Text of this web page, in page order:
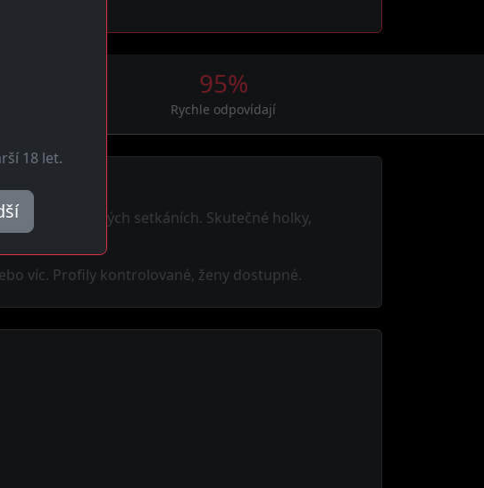
95%
Rychle odpovídají
po nezávazných setkáních. Skutečné holky,
víc. Profily kontrolované, ženy dostupné.
18 let.